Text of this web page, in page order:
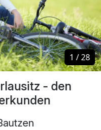
- den
1 /28
1 /28